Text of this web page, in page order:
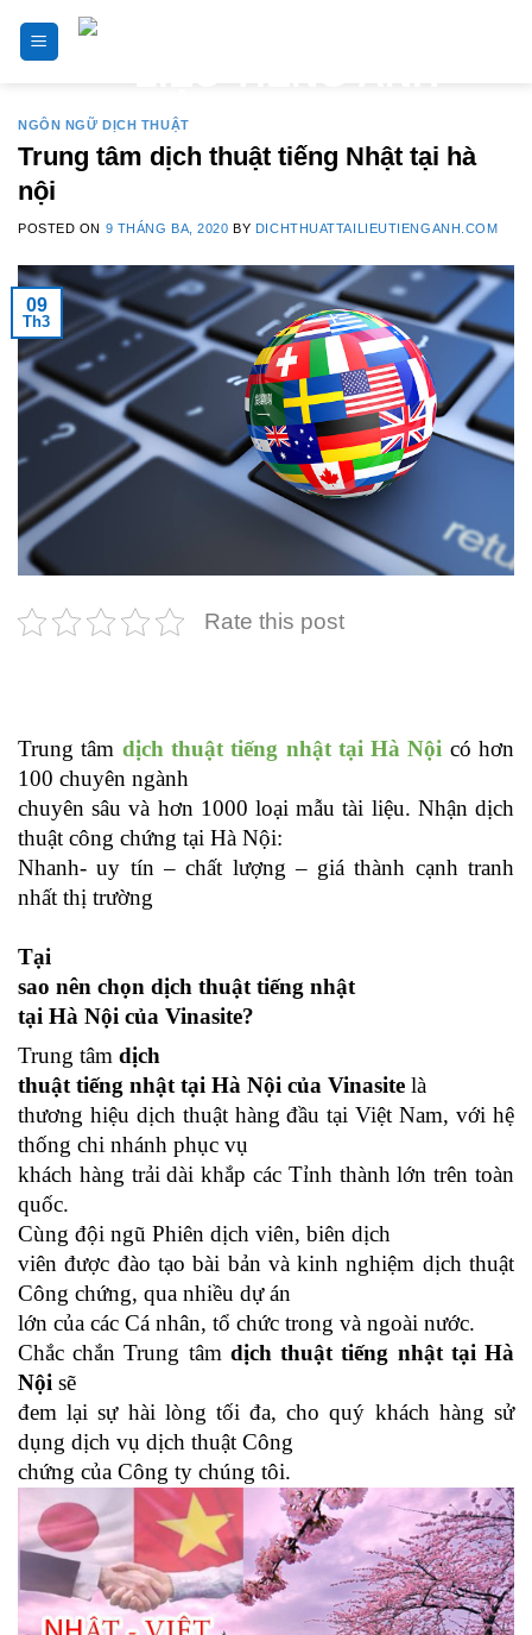
NGÔN NGỮ DỊCH THUẬT
Trung tâm dịch thuật tiếng Nhật tại hà
nội
POSTED ON 9 THÁNG BA, 2020 BY DICHTHUATTAILIEUTIENGANH.COM
09
Th3
Rate this post
Trung tâm dịch thuật tiếng nhật tại Hà Nội có hơn
100 chuyên ngành
chuyên sâu và hơn 1000 loại mẫu tài liệu. Nhận dịch
thuật công chứng tại Hà Nội:
Nhanh- uy tín – chất lượng – giá thành cạnh tranh
nhất thị trường
Tại
sao nên chọn dịch thuật tiếng nhật
tại Hà Nội của Vinasite?
Trung tâm dịch
thuật tiếng nhật tại Hà Nội của Vinasite là
thương hiệu dịch thuật hàng đầu tại Việt Nam, với hệ
thống chi nhánh phục vụ
khách hàng trải dài khắp các Tỉnh thành lớn trên toàn
quốc.
Cùng đội ngũ Phiên dịch viên, biên dịch
viên được đào tạo bài bản và kinh nghiệm dịch thuật
Công chứng, qua nhiều dự án
lớn của các Cá nhân, tổ chức trong và ngoài nước.
Chắc chắn Trung tâm dịch thuật tiếng nhật tại Hà
Nội sẽ
đem lại sự hài lòng tối đa, cho quý khách hàng sử
dụng dịch vụ dịch thuật Công
chứng của Công ty chúng tôi.